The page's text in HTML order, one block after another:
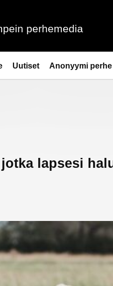
perhemedia
Uutiset Anonyymi perhe
lapsesi